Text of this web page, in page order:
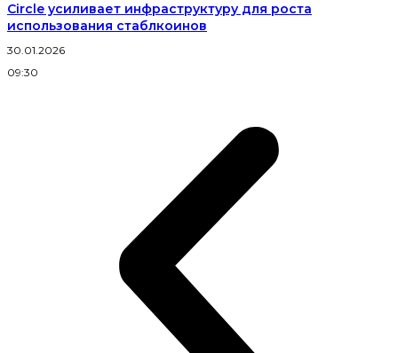
Circle усиливает инфраструктуру для роста
использования стаблкоинов
30.01.2026
09:30